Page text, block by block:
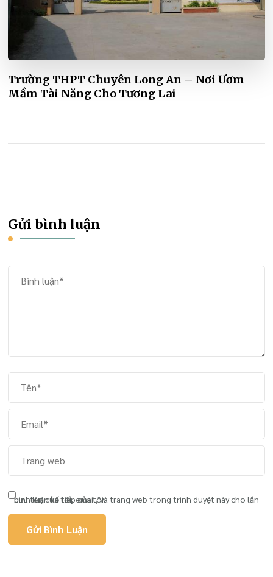
Trường THPT Chuyên Long An – Nơi Ươm
Mầm Tài Năng Cho Tương Lai
Gửi bình luận
Lưu tên của tôi, email, và trang web trong trình duyệt này cho lần bình luận kế tiếp của tôi.